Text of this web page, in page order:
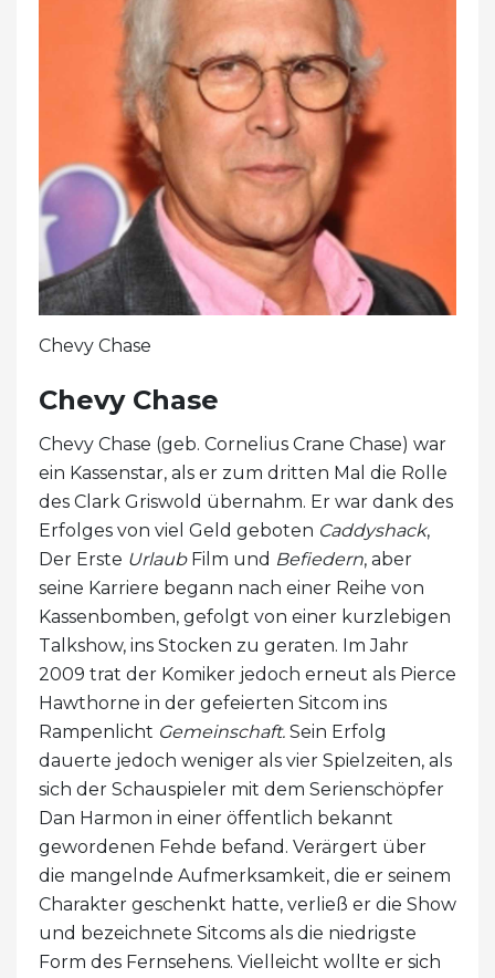
Chevy Chase
Chevy Chase
Chevy Chase (geb. Cornelius Crane Chase) war
ein Kassenstar, als er zum dritten Mal die Rolle
des Clark Griswold übernahm. Er war dank des
Erfolges von viel Geld geboten Caddyshack,
Der Erste UrlaubFilm und Befiedern, aber
seine Karriere begann nach einer Reihe von
Kassenbomben, gefolgt von einer kurzlebigen
Talkshow, ins Stocken zu geraten. Im Jahr
2009 trat der Komiker jedoch erneut als Pierce
Hawthorne in der gefeierten Sitcom ins
Rampenlicht Gemeinschaft. Sein Erfolg
dauerte jedoch weniger als vier Spielzeiten, als
sich der Schauspieler mit dem Serienschöpfer
Dan Harmon in einer öffentlich bekannt
gewordenen Fehde befand. Verärgert über
die mangelnde Aufmerksamkeit, die er seinem
Charakter geschenkt hatte, verließ er die Show
und bezeichnete Sitcoms als die niedrigste
Form des Fernsehens. Vielleicht wollte er sich